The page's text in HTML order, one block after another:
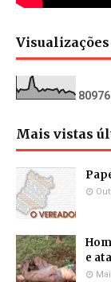
80976
Mais vistas
e